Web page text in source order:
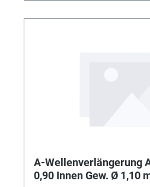
A-Wellenverlängerung
0,90 Innen Gew. Ø 1,10